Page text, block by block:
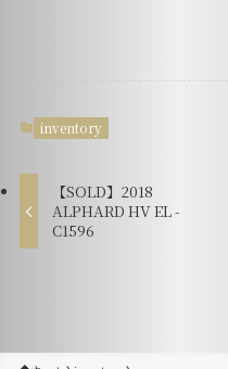
inventory
【SOLD】2018
ALPHARD HV EL -
C1596